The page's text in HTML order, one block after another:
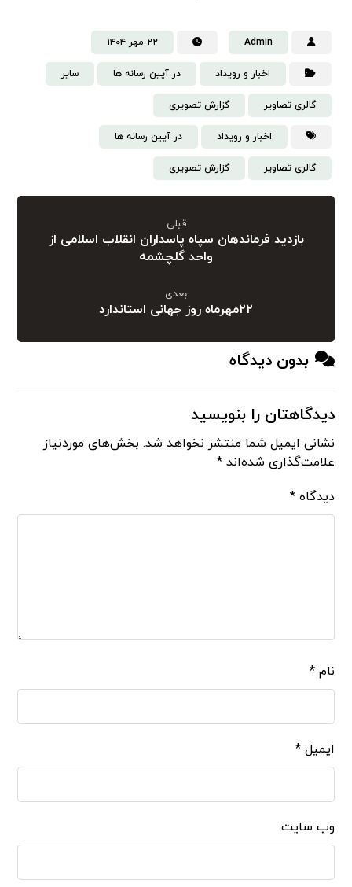
Admin ۲۲ مهر ۱۴۰۴
اخبار و رویداد در آیین رسانه ها سایر
گالری تصاویر گزارش تصویری
اخبار و رویداد در آیین رسانه ها
گالری تصاویر گزارش تصویری
قبلی
بازدید فرماندهان سپاه پاسداران انقلاب اسلامی از
واحد گلچشمه
بعدی
۲۲مهرماه روز جهانی استاندارد
بدون دیدگاه
دیدگاهتان را بنویسید
نشانی ایمیل شما منتشر نخواهد شد. بخش‌های موردنیاز
علامت‌گذاری شده‌اند*
دیدگاه*
نام*
ایمیل*
وب‌ سایت